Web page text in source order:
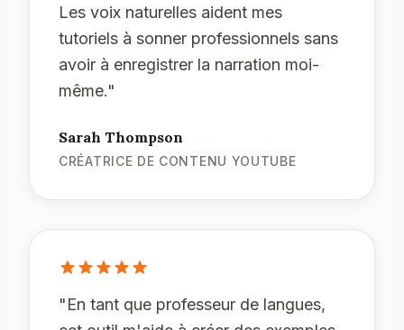
Les voix naturelles aident mes
tutoriels à sonner professionnels sans
avoir à enregistrer la narration moi-
même."
Sarah Thompson
CRÉATRICE DE CONTENU YOUTUBE
"En tant que professeur de langues,